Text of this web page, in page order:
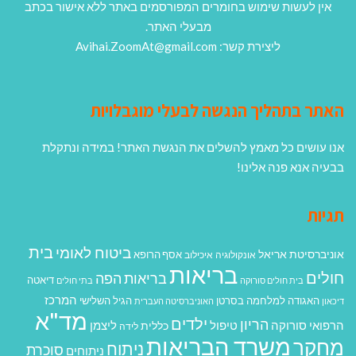
אין לעשות שימוש בחומרים המפורסמים באתר ללא אישור בכתב
מבעלי האתר.
ליצירת קשר: Avihai.ZoomAt@gmail.com
האתר בתהליך הנגשה לבעלי מוגבלויות
אנו עושים כל מאמץ להשלים את הנגשת האתר! במידה ונתקלת
בבעיה אנא פנה אלינו!
תגיות
אוניברסיטת אריאל אונקולוגיה איכילוב אסף הרופא ביטוח לאומיבית
חולים בית חולים סורוקה בריאותבריאות הפה בתי חולים דיאטה
דיכאון האגודה למלחמה בסרטן האוניברסיטה העברית הגיל השלישי המרכז
הרפואי סורוקה הריון טיפול ילדים כללית לידה ליצמן מד"א
מחקרמשרד הבריאותניתוח ניתוחים סוכרת